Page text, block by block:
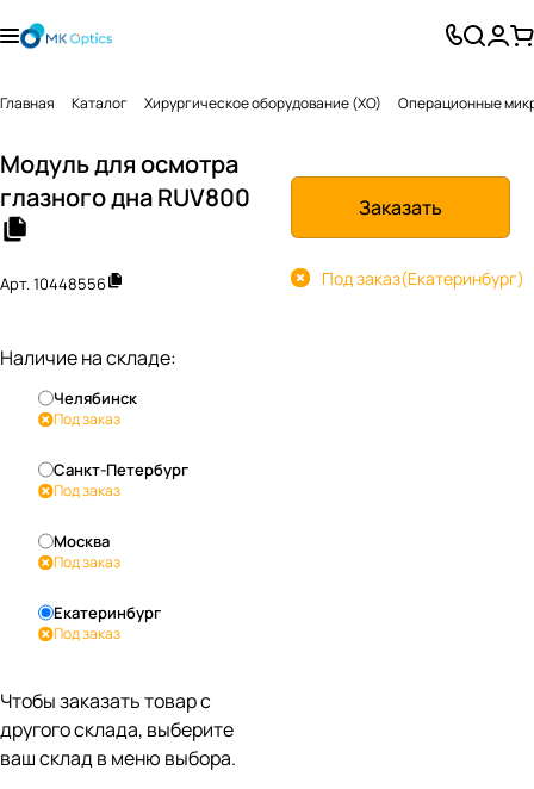
Главная Каталог Хирургическое оборудование (ХО) Операционные
Модуль для осмотра
глазного дна RUV800
Арт.10448556
Наличие на складе:
Челябинск
Под заказ
Санкт-Петербург
Под заказ
Москва
Под заказ
Екатеринбург
Под заказ
Чтобы заказать товар с
другого склада, выберите
ваш склад в меню выбора.
Заказать
Под заказ(Екатеринбург)